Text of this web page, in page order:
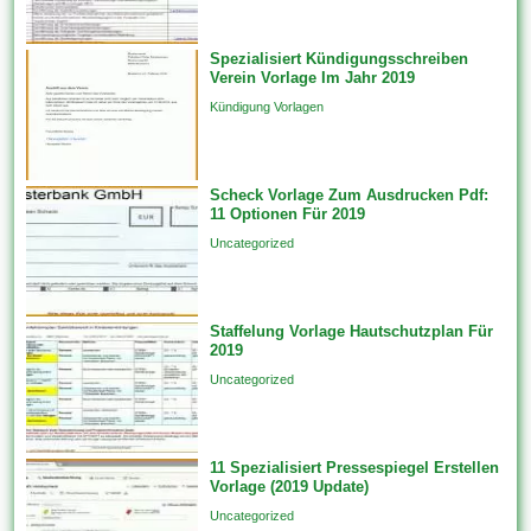
Website zu ändern, indem sie
die Skin oder dies Design
ändern. Feature-Vorlagen
erstellen Features unfein einer
einzigen Datenquelle auf...
Spezialisiert Kündigungsschreiben
Verein Vorlage Im Jahr 2019
Kündigung Vorlagen
Scheck Vorlage Zum Ausdrucken Pdf:
11 Optionen Für 2019
Uncategorized
Staffelung Vorlage Hautschutzplan Für
2019
Uncategorized
11 Spezialisiert Pressespiegel Erstellen
Vorlage (2019 Update)
Uncategorized